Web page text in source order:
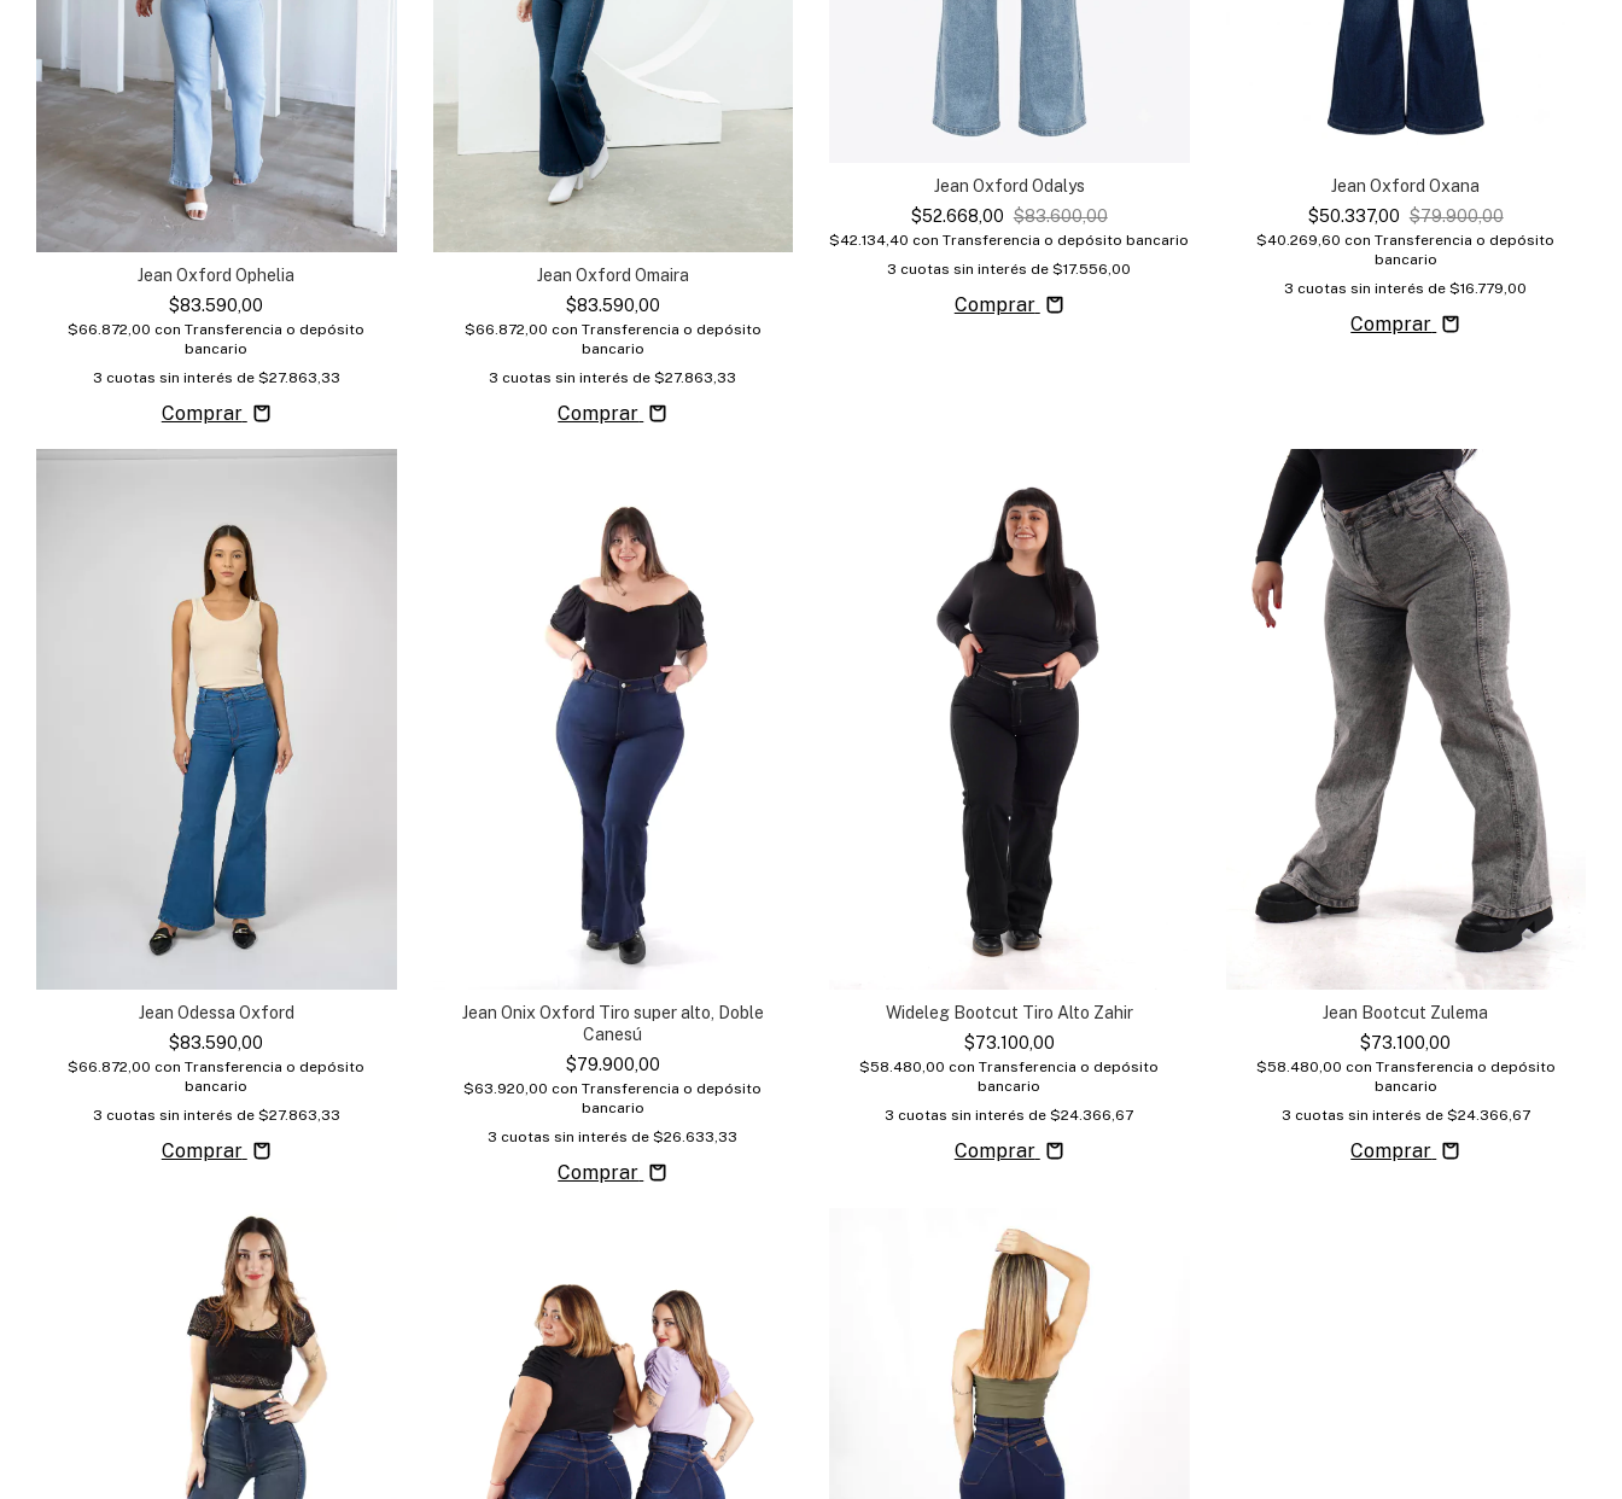
Jean Oxford Ophelia
$83.590,00
$66.872,00 con Transferencia o depósito
bancario
3 cuotas sin interés de $27.863,33
Comprar
Jean Oxford Omaira
$83.590,00
$66.872,00 con Transferencia o depósito
bancario
3 cuotas sin interés de$27.863,33
Comprar
Jean Oxford Odalys
$52.668,00 $83.600,00
$42.134,40 con Transferencia o depósito bancario
3 cuotas sin interés de$17.556,00
Comprar
Jean Oxford Oxana
$50.337,00 $79.900,00
$40.269,60 con Transferencia o depósito
bancario
3 cuotas sin interés de$16.779,00
Comprar
Jean Odessa Oxford
$83.590,00
$66.872,00 con Transferencia o depósito
bancario
3 cuotas sin interés de $27.863,33
Comprar
Jean Onix Oxford Tiro super alto, Doble
Canesú
$79.900,00
$63.920,00 con Transferencia o depósito
bancario
3 cuotas sin interés de$26.633,33
Comprar
Wideleg Bootcut Tiro Alto Zahir
$73.100,00
$58.480,00 con Transferencia o depósito
bancario
3 cuotas sin interés de$24.366,67
Comprar
Jean Bootcut Zulema
$73.100,00
$58.480,00 con Transferencia o depósito
bancario
3 cuotas sin interés de $24.366,67
Comprar